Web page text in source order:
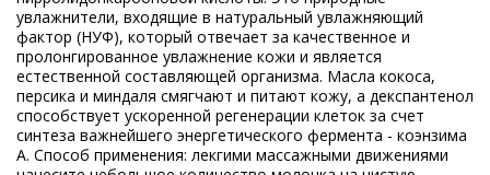
увлажнители, входящие в натуральный увлажняющий
фактор (НУФ), который отвечает за качественное и
пролонгированное увлажнение кожи и является
естественной составляющей организма. Масла кокоса,
персика и миндаля смягчают и питают кожу, а декспантенол
способствует ускоренной регенерации клеток за счет
синтеза важнейшего энергетического фермента - коэнзима
А. Способ применения: лекгими массажными движениями